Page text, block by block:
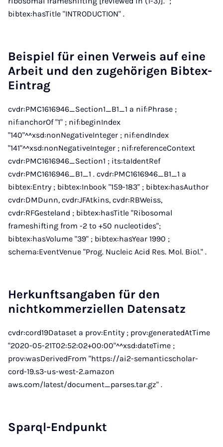
bibtex:hasTitle "INTRODUCTION" .
Beispiel für einen Verweis auf eine
Arbeit und den zugehörigen Bibtex-
Eintrag
cvdr:PMC1616946_Section1_B1_1 a nif:Phrase ;
nif:anchorOf "1" ; nif:beginIndex
"140"^^xsd:nonNegativeInteger ; nif:endIndex
"141"^^xsd:nonNegativeInteger ; nif:referenceContext
cvdr:PMC1616946_Section1 ; its:taIdentRef
cvdr:PMC1616946_B1_1 . cvdr:PMC1616946_B1_1 a
bibtex:Entry ; bibtex:Inbook "159-183" ; bibtex:hasAuthor
cvdr:DMDunn, cvdr:JFAtkins, cvdr:RBWeiss,
cvdr:RFGesteland ; bibtex:hasTitle "Ribosomal
frameshifting from -2 to +50 nucleotides";
bibtex:hasVolume "39" ; bibtex:hasYear 1990 ;
schema:EventVenue "Prog. Nucleic Acid Res. Mol. Biol." .
Herkunftsangaben für den
nichtkommerziellen Datensatz
cvdr:cord19Dataset a prov:Entity ; prov:generatedAtTime
"2020-05-21T02:52:02+00:00"^^xsd:dateTime ;
prov:wasDerivedFrom "https://ai2-semanticscholar-
cord-19.s3-us-west-2.amazon
aws.com/latest/document_parses.tar.gz" .
Sparql-Endpunkt